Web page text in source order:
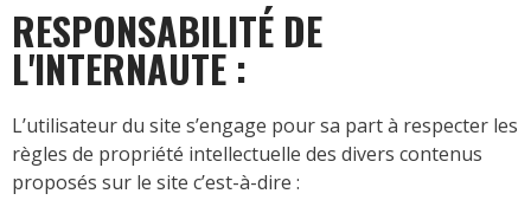
RESPONSABILITÉ DE
L'INTERNAUTE :
L’utilisateur du site s’engage pour sa part à respecter les
règles de propriété intellectuelle des divers contenus
proposés sur le site c’est-à-dire :